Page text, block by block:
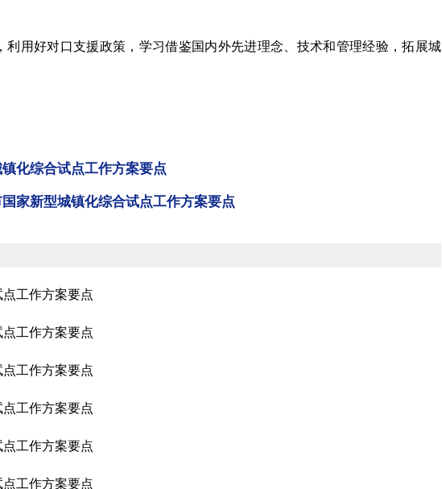
用好对口支援政策，学习借鉴国内外先进理念、技术和管理经验，拓展城
化综合试点工作方案要点
家新型城镇化综合试点工作方案要点
工作方案要点
工作方案要点
工作方案要点
工作方案要点
工作方案要点
工作方案要点